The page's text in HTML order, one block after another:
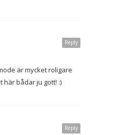
Reply
är mycket roligare
här bådar ju gott! :)
Reply